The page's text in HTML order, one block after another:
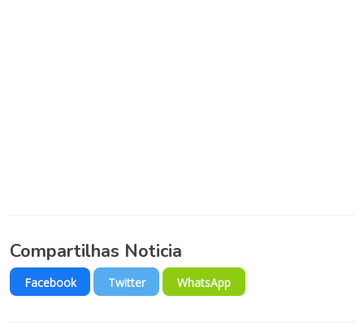
Compartilhas Noticia
Facebook Twitter WhatsApp